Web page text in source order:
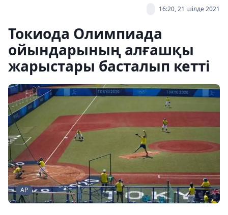
16:20, 21 шілде 2021
Токиода Олимпиада
ойындарының алғашқы
жарыстары басталып кетті
АР